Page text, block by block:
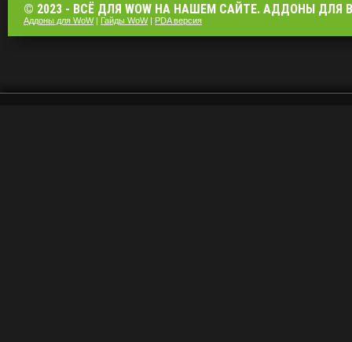
© 2023 - ВСЁ ДЛЯ WOW НА НАШЕМ САЙТЕ. АДДОНЫ ДЛЯ
Аддоны для WoW| Гайды WoW| PDA версия